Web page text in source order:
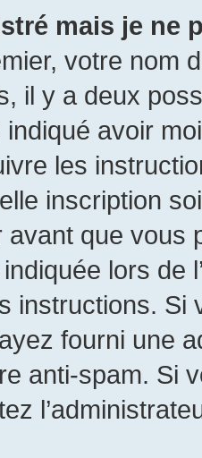
mais je ne
votre nom
il y a deux
avoir
les
inscription
avant que
lors de
instructions. Si
fourni une
anti-spam. Si